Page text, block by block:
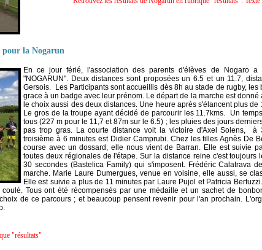
pour la Nogarun
En ce jour férié, l'association des parents d'élèves de Nogaro a
"NOGARUN". Deux distances sont proposées un 6.5 et un 11.7,
Gersois. Les Participants sont accueillis dès 8h au stade de rugby,
grace à un badge avec leur prénom. Le départ de la marche est
le choix aussi des deux distances. Une heure après s'élancent plus de
Le gros de la troupe ayant décidé de parcourir les 11.7kms. Un
tous (227 m pour le 11,7 et 87m sur le 6.5) ; les pluies des jours
pas trop gras. La courte distance voit la victoire d'Axel Solens, à
troisième à 6 minutes est Didier Camprubi. Chez les filles Agnès De
course avec un dossard, elle nous vient de Barran. Elle est suivie
toutes deux régionales de l'étape. Sur la distance reine c'est toujours
30 secondes (Bastelica Family) qui s'imposent. Frédéric Calatrava
marche. Marie Laure Dumergues, venue en voisine, elle aussi, se
Elle est suivie a plus de 11 minutes par Laure Pujol et Patricia
Tous ont été récompensés par une médaille et un sachet de
de ce parcours ; et beaucoup pensent revenir pour l'an prochain.
"résultats"